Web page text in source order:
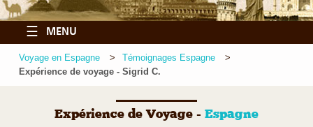
☰ MENU
Voyage en Espagne
Témoignages Espagne
Expérience de voyage - Sigrid C.
Expérience de Voyage - Espagne